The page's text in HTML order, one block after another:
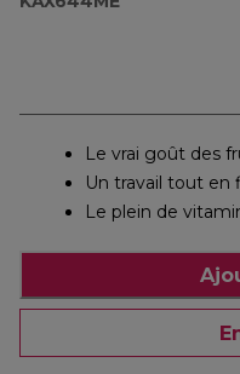
Le vrai goût des
Un travail tout en
Le plein de